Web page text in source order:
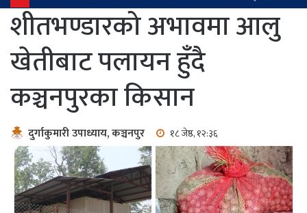
शीतभण्डारको अभावमा आलु
खेतीबाट पलायन हुँदै
कञ्चनपुरका किसान
दुर्गाकुमारी उपाध्याय, कञ्चनपुर १८ जेष्ठ, १२:३६